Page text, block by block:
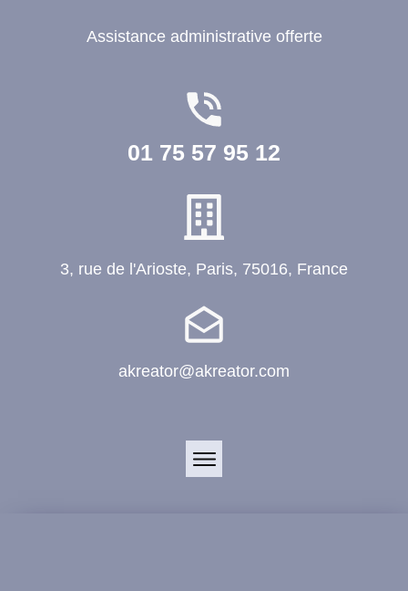
Assistance administrative offerte
01 75 57 95 12
3, rue de l'Arioste, Paris, 75016, France
akreator@akreator.com